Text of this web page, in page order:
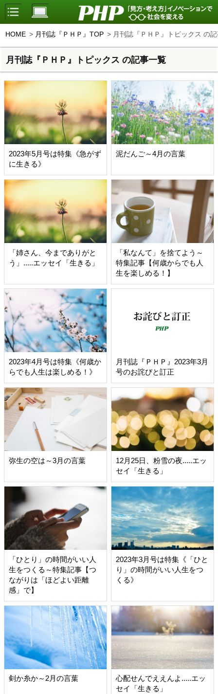
HOME 月刊誌『ＰＨＰ』TOP 月刊誌『ＰＨＰ』トピックス の
月刊誌『ＰＨＰ』トピックス の記事一覧
2023年5月号は特集《急がず
に生きる》
泥だんご～4月の言葉
「姉さん、今までありがと
う」.....エッセイ「生きる」
「私なんて」を捨てよう～
特集記事【何歳からでも人
生を楽しめる！】
2023年4月号は特集《何歳か
らでも人生は楽しめる！》
月刊誌『ＰＨＰ』2023年3月
号のお詫びと訂正
弥生の空は～3月の言葉
12月25日、粉雪の夜.....エッ
セイ「生きる」
「ひとり」の時間がいい人
生をつくる～特集記事【つ
ながりは「ほどよい距離
感」で】
2023年3月号は特集《「ひと
り」の時間がいい人生をつ
くる》
剣か糸か～2月の言葉
心配せんでええんよ.....エッ
セイ「生きる」